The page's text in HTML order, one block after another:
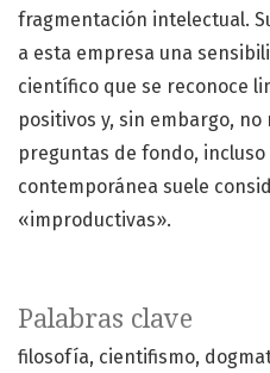
Palabras clave
filosofía cientifismo
fragmentación intelectual.
a esta empresa una
científico que se reconoce
positivos y, sin embargo,
preguntas de fondo,
contemporánea suele
«improductivas».